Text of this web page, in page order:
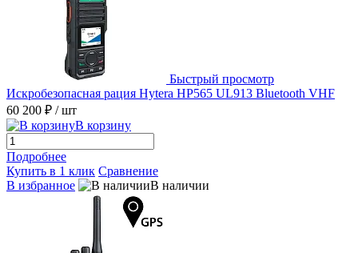
Быстрый просмотр
Искробезопасная рация Hytera HP565 UL913 Bluetooth VHF
60 200 ₽ / шт
В корзину
Подробнее
Купить в 1 клик Сравнение
В избранное
В наличии